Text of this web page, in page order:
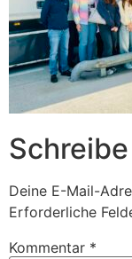
Deine E-Mail-
Erforderliche
Kommentar *